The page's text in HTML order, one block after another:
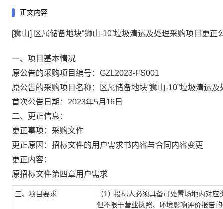
正文内容
[狮山] 区属储备地块“狮山-10”垃圾清运及处理采购项目更正
一、项目基本情况
原公告的采购项目编号： GZL2023-FS001
原公告的采购项目名称：
区属储备地块“狮山-10”垃圾清运
首次公告日期： 2023年5月 16 日
二、更正信息：
更正事项：采购文件
更正原因：招标文件的用户需求书内容与合同内容变更
更正内容：
原招标文件第四章用户需求
三、项目要求 （1） 投标人必须具备可处置场地内对应
但不限于营业执照、环境影响评价报告